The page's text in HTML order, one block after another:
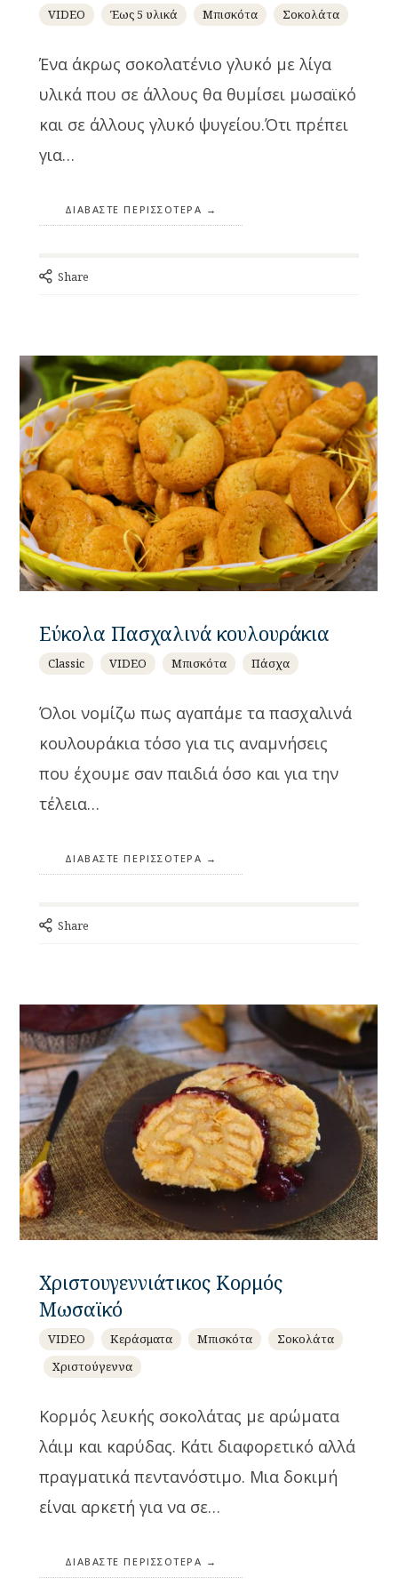
VIDEO Έως 5 υλικά Μπισκότα Σοκολάτα
Ένα άκρως σοκολατένιο γλυκό με λίγα
υλικά που σε άλλους θα θυμίσει μωσαϊκό
και σε άλλους γλυκό ψυγείου.Ότι πρέπει
για…
ΔΙΑΒΆΣΤΕ ΠΕΡΙΣΣΌΤΕΡΑ
Share
Εύκολα Πασχαλινά κουλουράκια
Classic VIDEO Μπισκότα Πάσχα
Όλοι νομίζω πως αγαπάμε τα πασχαλινά
κουλουράκια τόσο για τις αναμνήσεις
που έχουμε σαν παιδιά όσο και για την
τέλεια…
ΔΙΑΒΆΣΤΕ ΠΕΡΙΣΣΌΤΕΡΑ
Share
Χριστουγεννιάτικος Κορμός
Μωσαϊκό
VIDEO Κεράσματα Μπισκότα
Σοκολάτα
Χριστούγεννα
Κορμός λευκής σοκολάτας με αρώματα
λάιμ και καρύδας. Κάτι διαφορετικό αλλά
πραγματικά πεντανόστιμο. Μια δοκιμή
είναι αρκετή για να σε…
ΔΙΑΒΆΣΤΕ ΠΕΡΙΣΣΌΤΕΡΑ